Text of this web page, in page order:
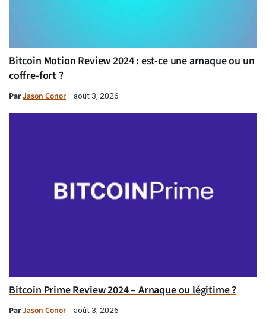
Bitcoin Motion Review 2024 : est-ce une arnaque ou un
coffre-fort ?
ParJason Conor août 3, 2026
Bitcoin Prime Review 2024 – Arnaque ou légitime ?
ParJason Conor août 3, 2026